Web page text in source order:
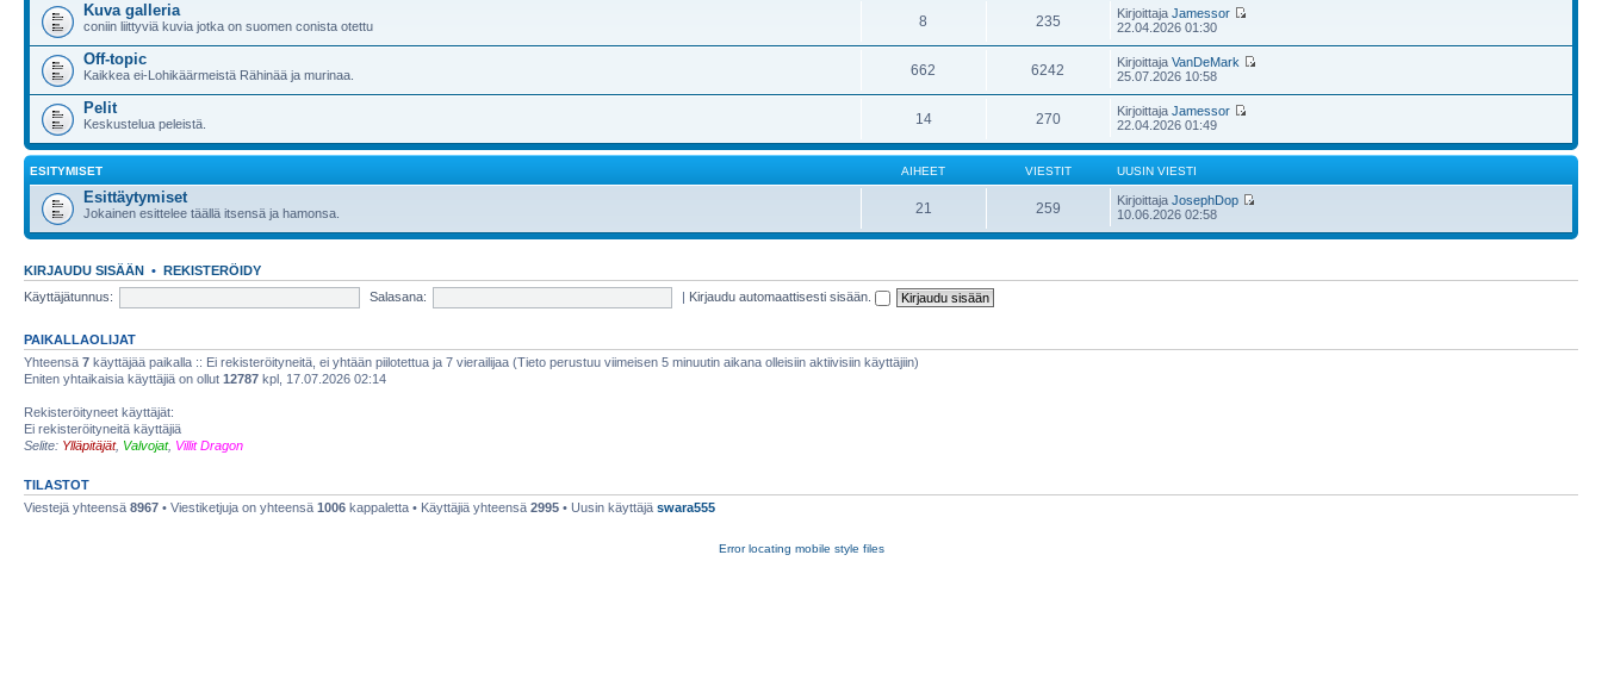
Kuva galleria
coniin liittyviä kuvia jotka on suomen conista otettu 8 235 KirjoittajaJamessor
22.04.2026 01:30
Off-topic
Kaikkea ei-Lohikäärmeistä Rähinää ja murinaa. 662 6242 KirjoittajaVanDeMark
25.07.2026 10:58
Pelit
Keskustelua peleistä. 14 270 KirjoittajaJamessor
22.04.2026 01:49
ESITYMISET AIHEET VIESTIT UUSIN VIESTI
Esittäytymiset
Jokainen esittelee täällä itsensä ja hamonsa. 21 259 KirjoittajaJosephDop
10.06.2026 02:58
KIRJAUDU SISÄÄN • REKISTERÖIDY
Käyttäjätunnus:
Salasana: | Kirjaudu automaattisesti sisään.
PAIKALLAOLIJAT
Yhteensä 7 käyttäjää paikalla :: Ei rekisteröityneitä, ei yhtään piilotettua ja 7 vierailijaa (Tieto perustuu viimeisen 5 minuutin aikana olleisiin aktiivisiin käyttäjiin)
Eniten yhtaikaisia käyttäjiä on ollut 12787 kpl, 17.07.2026 02:14
Rekisteröityneet käyttäjät:
Ei rekisteröityneitä käyttäjiä
Selite: Ylläpitäjät, Valvojat, Villit Dragon
TILASTOT
Viestejä yhteensä 8967 • Viestiketjuja on yhteensä 1006 kappaletta • Käyttäjiä yhteensä 2995 • Uusin käyttäjä swara555
Error locating mobile style files